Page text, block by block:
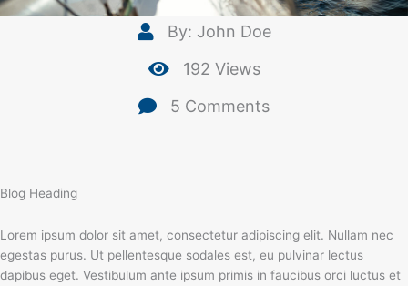
By: John Doe
192 Views
5 Comments
Blog Heading
Lorem ipsum dolor sit amet, consectetur adipiscing elit. Nullam nec
egestas purus. Ut pellentesque sodales est, eu pulvinar lectus
dapibus eget. Vestibulum ante ipsum primis in faucibus orci luctus et